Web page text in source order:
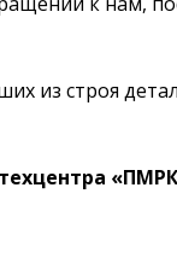
из строя